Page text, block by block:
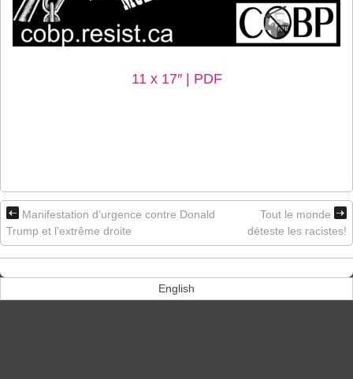
11 x 17″ | PDF
Manifestation d’urgence contre Donald
Trump et l’extrême droite
Tout le monde
déteste les racistes!
English